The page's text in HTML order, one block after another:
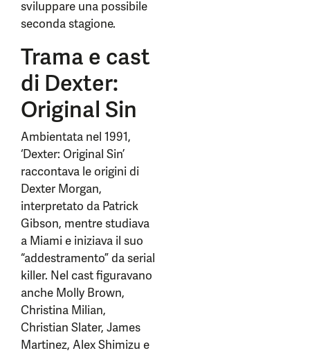
sviluppare una possibile
seconda stagione.
Trama e cast
di Dexter:
Original Sin
Ambientata nel 1991,
‘Dexter: Original Sin’
raccontava le origini di
Dexter Morgan,
interpretato da Patrick
Gibson, mentre studiava
a Miami e iniziava il suo
“addestramento” da serial
killer. Nel cast figuravano
anche Molly Brown,
Christina Milian,
Christian Slater, James
Martinez, Alex Shimizu e